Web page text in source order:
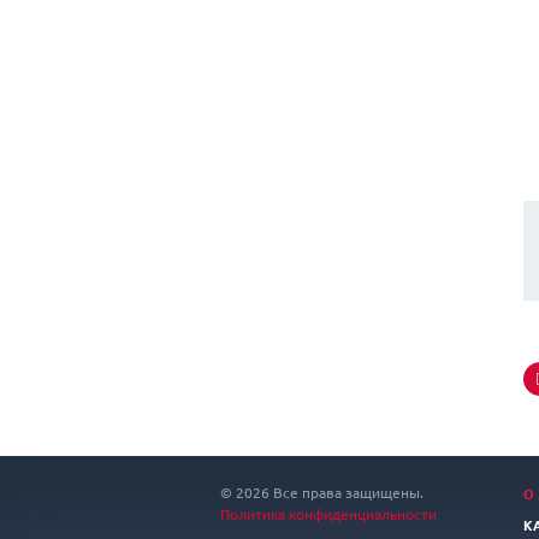
© 2026 Все права защищены.
Политика конфиденциальности
О